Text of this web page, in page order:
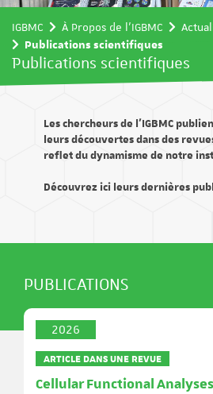
IGBMC À Propos de l'IGBMC
Publications scientifiques
Publications scientifiques
Les chercheurs de l’IGBMC
leurs découvertes dans des
reflet du dynamisme de notre
Découvrez ici leurs dernières
PUBLICATIONS
2026
ARTICLE DANS UNE REVUE
Cellular Functional